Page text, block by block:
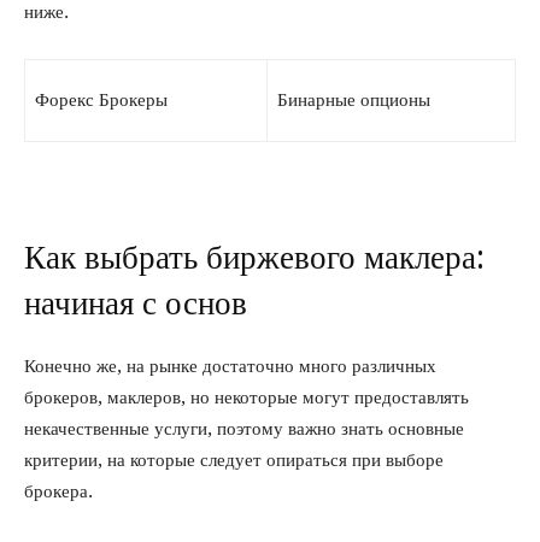
ниже.
Форекс Брокеры Бинарные опционы
Как выбрать биржевого маклера:
начиная с основ
Конечно же, на рынке достаточно много различных
брокеров, маклеров, но некоторые могут предоставлять
некачественные услуги, поэтому важно знать основные
критерии, на которые следует опираться при выборе
брокера.